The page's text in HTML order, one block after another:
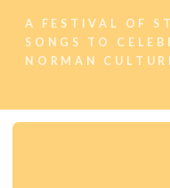
A FESTIVAL OF
SONGS TO
NORMAN